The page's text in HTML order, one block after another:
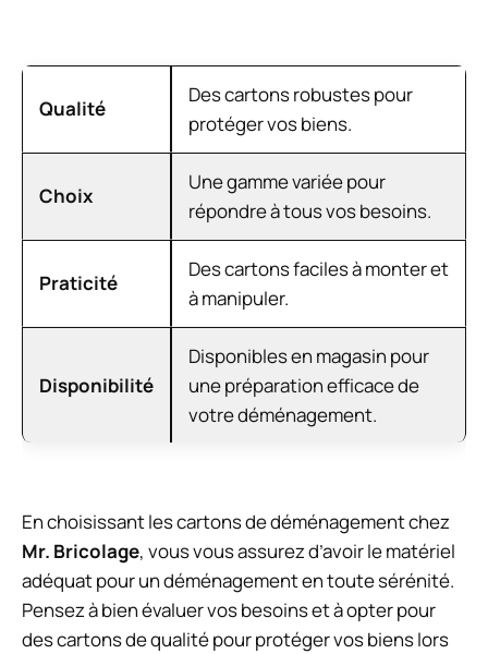
Qualité
Des cartons robustes pour
protéger vos biens.
Choix
Une gamme variée pour
répondre à tous vos besoins.
Praticité
Des cartons faciles à monter et
à manipuler.
Disponibilité
Disponibles en magasin pour
une préparation efficace de
votre déménagement.
En choisissant les cartons de déménagement chez
Mr. Bricolage, vous vous assurez d’avoir le matériel
adéquat pour un déménagement en toute sérénité.
Pensez à bien évaluer vos besoins et à opter pour
des cartons de qualité pour protéger vos biens lors